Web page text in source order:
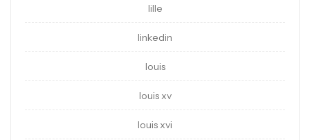
lille
linkedin
louis
louis xv
louis xvi